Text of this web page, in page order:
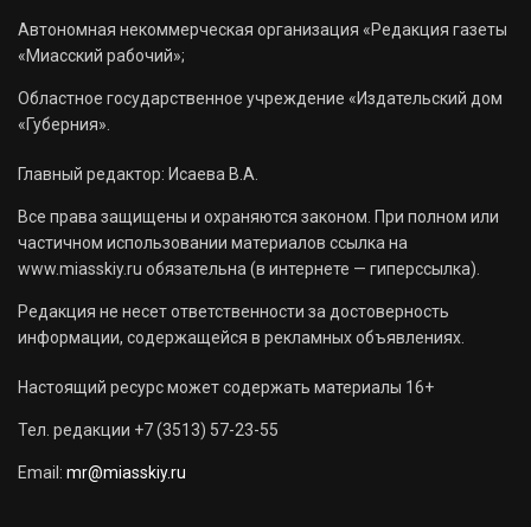
Автономная некоммерческая организация «Редакция газеты
«Миасский рабочий»;
Областное государственное учреждение «Издательский дом
«Губерния».
Главный редактор: Исаева В.А.
Все права защищены и охраняются законом. При полном или
частичном использовании материалов ссылка на
www.miasskiy.ru обязательна (в интернете — гиперссылка).
Редакция не несет ответственности за достоверность
информации, содержащейся в рекламных объявлениях.
Настоящий ресурс может содержать материалы 16+
Тел. редакции +7 (3513) 57-23-55
Email: mr@miasskiy.ru